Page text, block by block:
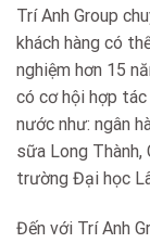
Trí Anh Group
khách hàng có
nghiệm hơn 15
có cơ hội hợp
nước như: ngân
sữa Long
trường Đại học
Đến với Trí Anh